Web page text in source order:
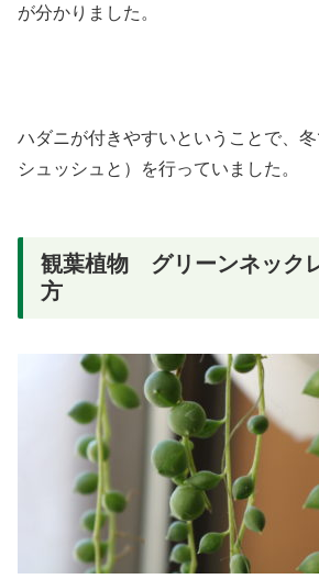
が分かりました。
ハダニが付きやすいということで、
シュッシュと）を行っていました。
観葉植物 グリーンネック
方